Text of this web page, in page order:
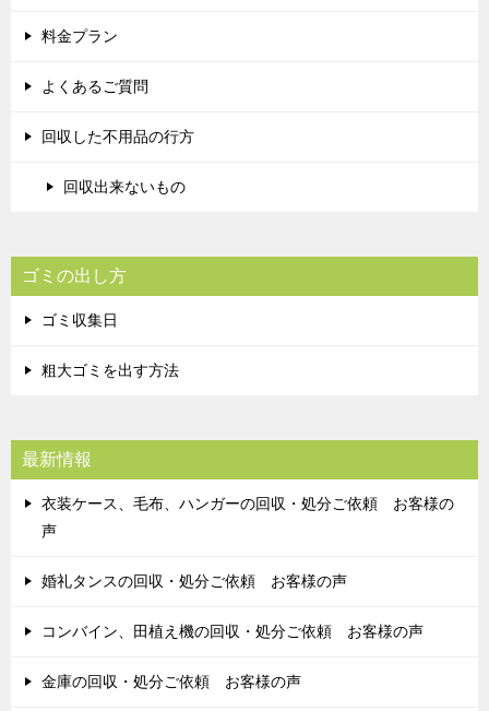
料金プラン
よくあるご質問
回収した不用品の行方
回収出来ないもの
ゴミの出し方
ゴミ収集日
粗大ゴミを出す方法
最新情報
衣装ケース、毛布、ハンガーの回収・処分ご依頼 お客様の
声
婚礼タンスの回収・処分ご依頼 お客様の声
コンバイン、田植え機の回収・処分ご依頼 お客様の声
金庫の回収・処分ご依頼 お客様の声